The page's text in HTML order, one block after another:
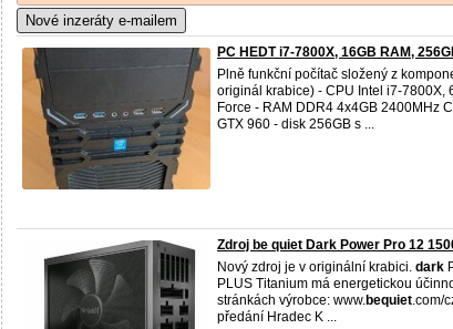
Nové inzeráty e-mailem
PC HEDT i7-7800X, 16GB RAM,
Plně funkční počítač složený z
originál krabice) - CPU Intel i7-7800X,
Force - RAM DDR4 4x4GB 2400MHz
GTX 960 - disk 256GB s ...
Zdroj be quiet Dark Power Pro 12
Nový zdroj je v originální krabici. dark
PLUS Titanium má energetickou
stránkách výrobce: www.bequiet.com/
předání Hradec K ...